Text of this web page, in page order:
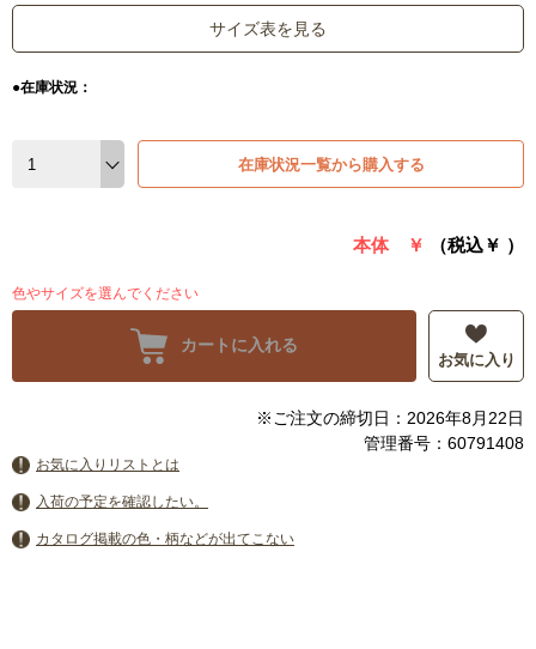
サイズ表を見る
●在庫状況：
在庫状況一覧から購入する
本体 ￥ （税込￥ ）
色やサイズを選んでください
カートに入れる
お気に入り
※ご注文の締切日：2026年8月22日
管理番号：60791408
お気に入りリストとは
入荷の予定を確認したい。
カタログ掲載の色・柄などが出てこない